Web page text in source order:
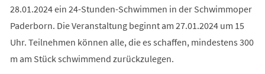
28.01.2024 ein 24-Stunden-Schwimmen in der Schwimmoper
Paderborn. Die Veranstaltung beginnt am 27.01.2024 um 15
Uhr. Teilnehmen können alle, die es schaffen, mindestens 300
m am Stück schwimmend zurückzulegen.